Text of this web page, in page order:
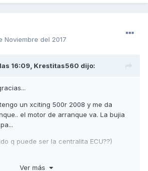
Noviembre del 2017
16:09, Krestitas560 dijo:
un xciting 500r 2008 y me da
el motor de arranque va. La bujia
q puede ser la centralita ECU??)
Ver más